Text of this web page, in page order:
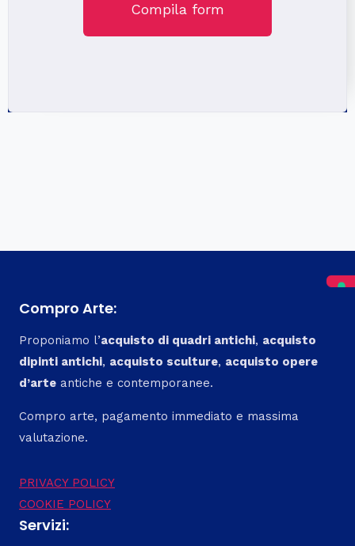
Compila form
Compro Arte:
Proponiamo l’acquisto di quadri antichi, acquisto
dipinti antichi, acquisto sculture, acquisto opere
d’arte antiche e contemporanee.
Compro arte, pagamento immediato e massima
valutazione.
PRIVACY POLICY
COOKIE POLICY
Servizi: